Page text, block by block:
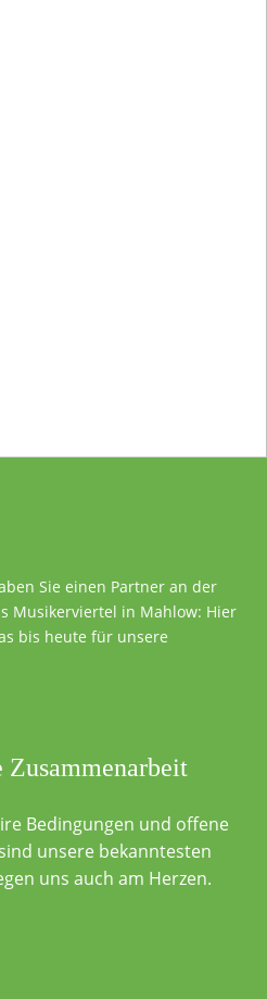
Sie einen Partner an der
Musikerviertel in Mahlow: Hier
bis heute für unsere
Zusammenarbeit
Bedingungen und offene
unsere bekanntesten
uns auch am Herzen.